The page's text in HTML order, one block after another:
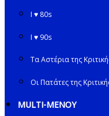
I ♥ 80s
I ♥ 90s
Τα Αστέρια της
Οι Πατάτες της
MULTI-ΜΕΝΟΥ